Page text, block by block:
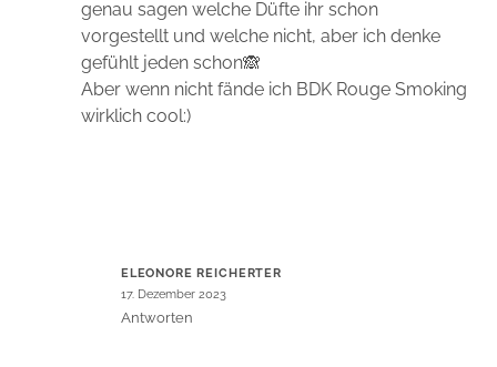
genau sagen welche Düfte ihr schon
vorgestellt und welche nicht, aber ich denke
gefühlt jeden schon🙈
Aber wenn nicht fände ich BDK Rouge Smoking
wirklich cool:)
ELEONORE REICHERTER
17. Dezember 2023
Antworten